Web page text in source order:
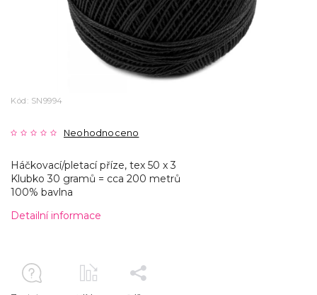
Kód: SN9994
Neohodnoceno
Háčkovací/pletací příze, tex 50 x 3
Klubko 30 gramů = cca 200 metrů
100% bavlna
Detailní informace